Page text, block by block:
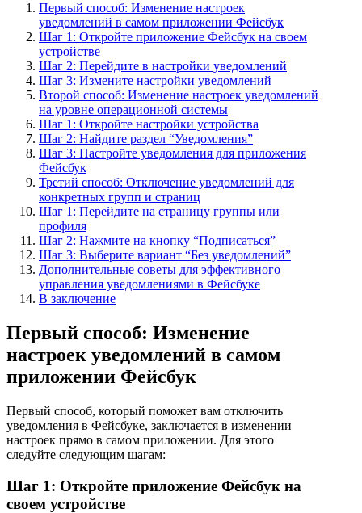
Первый способ: Изменение настроек
уведомлений в самом приложении Фейсбук
Шаг 1: Откройте приложение Фейсбук на своем
устройстве
Шаг 2: Перейдите в настройки уведомлений
Шаг 3: Измените настройки уведомлений
Второй способ: Изменение настроек уведомлений
на уровне операционной системы
Шаг 1: Откройте настройки устройства
Шаг 2: Найдите раздел “Уведомления”
Шаг 3: Настройте уведомления для приложения
Фейсбук
Третий способ: Отключение уведомлений для
конкретных групп и страниц
Шаг 1: Перейдите на страницу группы или
профиля
Шаг 2: Нажмите на кнопку “Подписаться”
Шаг 3: Выберите вариант “Без уведомлений”
Дополнительные советы для эффективного
управления уведомлениями в Фейсбуке
В заключение
Первый способ: Изменение
настроек уведомлений в самом
приложении Фейсбук
Первый способ, который поможет вам отключить
уведомления в Фейсбуке, заключается в изменении
настроек прямо в самом приложении. Для этого
следуйте следующим шагам:
Шаг 1: Откройте приложение Фейсбук на
своем устройстве